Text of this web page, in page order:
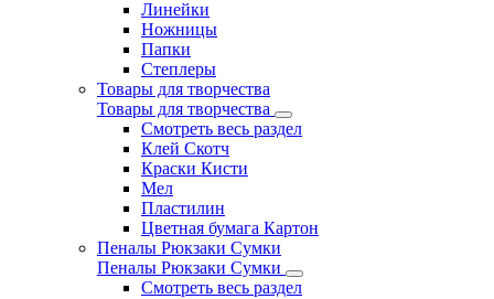
Линейки
Ножницы
Папки
Степлеры
Товары для творчества
Товары для творчества
Смотреть весь раздел
Клей Скотч
Краски Кисти
Мел
Пластилин
Цветная бумага Картон
Пеналы Рюкзаки Сумки
Пеналы Рюкзаки Сумки
Смотреть весь раздел